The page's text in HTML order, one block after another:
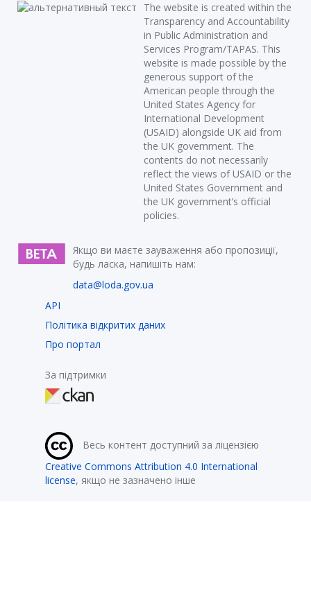
The website is created within the
Transparency and Accountability
in Public Administration and
Services Program/TAPAS. This
website is made possible by the
generous support of the
American people through the
United States Agency for
International Development
(USAID) alongside UK aid from
the UK government. The
contents do not necessarily
reflect the views of USAID or the
United States Government and
the UK government’s official
policies.
Якщо ви маєте зауваження або пропозиції,
будь ласка, напишіть нам:
data@loda.gov.ua
API
Політика відкритих даних
Про портал
За підтримки
Весь контент доступний за ліцензією
Creative Commons Attribution 4.0 International
license, якщо не зазначено інше